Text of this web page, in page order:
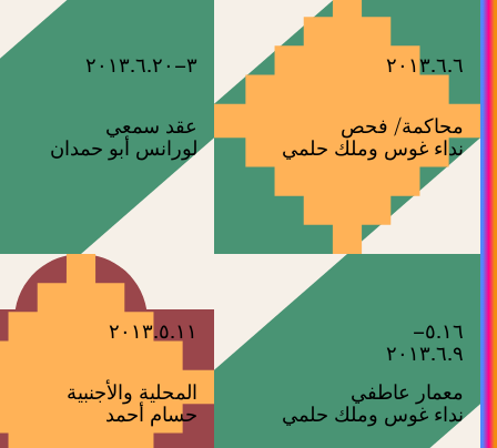
٢٠١٣.٦.٦
محاكمة/ فحص
نداء غوس وملك حلمي
٣–٢٠١٣.٦.٢٠
عقد سمعي
لورانس أبو حمدان
٥.١٦–
٢٠١٣.٦.٩
معمار عاطفي
نداء غوس وملك حلمي
٢٠١٣.٥.١١
المحلية والأجنبية
حسام أحمد